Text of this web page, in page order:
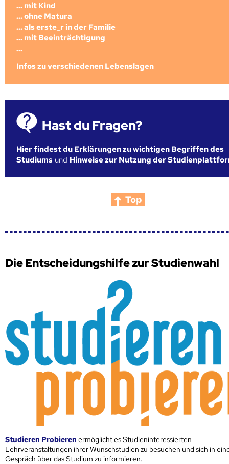
... mit Kind
... ohne Matura
... als erste_r in der Familie
... mit Beeinträchtigung
...
Infos zu verschiedenen Lebenslagen
Hast du Fragen?
Hier findest du Erklärungen zu wichtigen Begriffen des
Studiums und Hinweise zur Nutzung der
Top
Die Entscheidungshilfe zur Studienwahl
Studieren Probieren ermöglicht es Studieninteressierten
Lehrveranstaltungen ihrer Wunschstudien zu besuchen und sich in
Gespräch über das Studium zu informieren.